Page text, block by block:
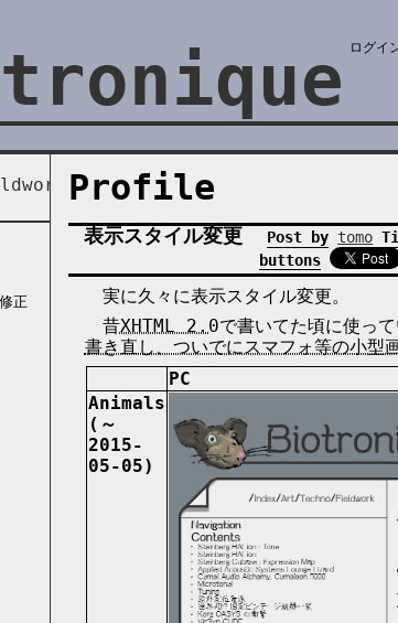
ログイ
Profile
表示スタイル変更 Post by tomo
buttons
実に久々に表示スタイル変更。
昔XHTML 2.0で書いてた頃に使っ
書き直し、ついでにスマフォ等の小型
PC
Animals
(～
2015-
05-05)
正